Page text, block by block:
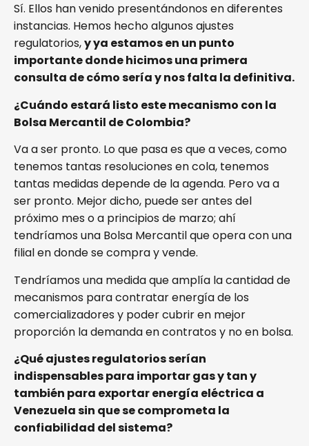
Sí. Ellos han venido presentándonos en diferentes
instancias. Hemos hecho algunos ajustes
regulatorios,y ya estamos en un punto
importante donde hicimos una primera
consulta de cómo sería y nos falta la definitiva.
¿Cuándo estará listo este mecanismo con la
Bolsa Mercantil de Colombia?
Va a ser pronto. Lo que pasa es que a veces, como
tenemos tantas resoluciones en cola, tenemos
tantas medidas depende de la agenda. Pero va a
ser pronto. Mejor dicho, puede ser antes del
próximo mes o a principios de marzo; ahí
tendríamos una Bolsa Mercantil que opera con una
filial en donde se compra y vende.
Tendríamos una medida que amplía la cantidad de
mecanismos para contratar energía de los
comercializadores y poder cubrir en mejor
proporción la demanda en contratos y no en bolsa.
¿Qué ajustes regulatorios serían
indispensables para importar gas y tan y
también para exportar energía eléctrica a
Venezuela sin que se comprometa la
confiabilidad del sistema?